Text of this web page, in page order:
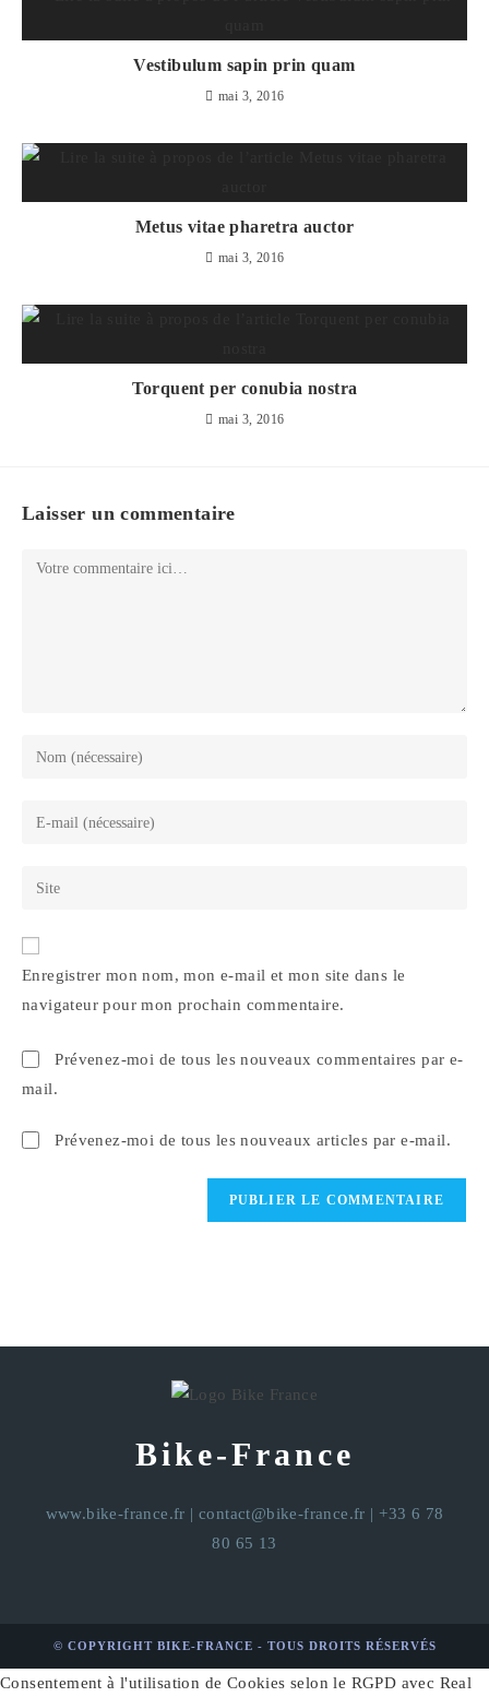
Vestibulum sapin prin quam
mai 3, 2016
Metus vitae pharetra auctor
mai 3, 2016
Torquent per conubia nostra
mai 3, 2016
Laisser un commentaire
Comment
Enter
Enter
address
comment
Saisir
de
(facultatif)
Enregistrer mon nom, mon e-mail et mon site dans le
navigateur pour mon prochain commentaire.
Prévenez-moi de tous les nouveaux commentaires par e-
mail.
Prévenez-moi de tous les nouveaux articles par e-mail.
Bike-France
www.bike-france.fr |contact@bike-france.fr | +33 6 78
80 65 13
© COPYRIGHT BIKE-FRANCE - TOUS DROITS RÉSERVÉS
Consentement à l'utilisation de Cookies selon le RGPD avec Real